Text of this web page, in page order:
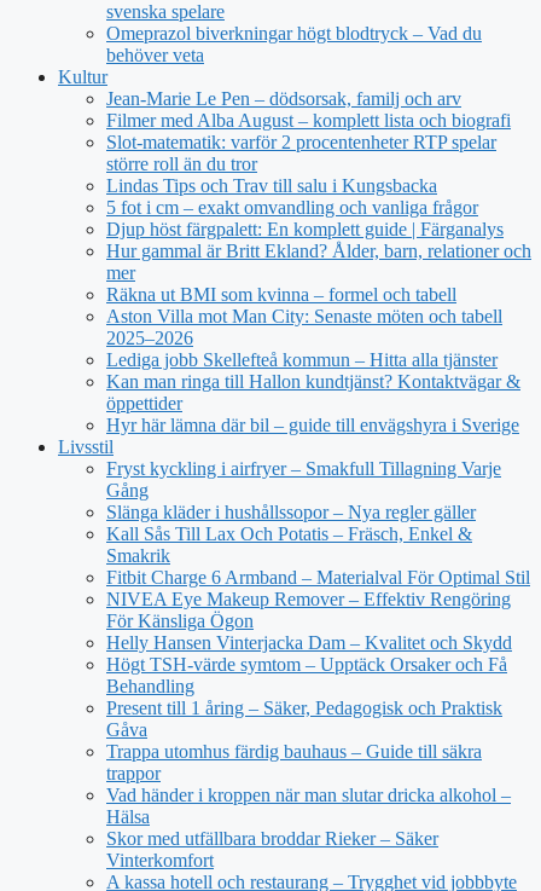
svenska spelare
Omeprazol biverkningar högt blodtryck – Vad du
behöver veta
Kultur
Jean‑Marie Le Pen – dödsorsak, familj och arv
Filmer med Alba August – komplett lista och biografi
Slot-matematik: varför 2 procentenheter RTP spelar
större roll än du tror
Lindas Tips och Trav till salu i Kungsbacka
5 fot i cm – exakt omvandling och vanliga frågor
Djup höst färgpalett: En komplett guide | Färganalys
Hur gammal är Britt Ekland? Ålder, barn, relationer och
mer
Räkna ut BMI som kvinna – formel och tabell
Aston Villa mot Man City: Senaste möten och tabell
2025–2026
Lediga jobb Skellefteå kommun – Hitta alla tjänster
Kan man ringa till Hallon kundtjänst? Kontaktvägar &
öppettider
Hyr här lämna där bil – guide till envägshyra i Sverige
Livsstil
Fryst kyckling i airfryer – Smakfull Tillagning Varje
Gång
Slänga kläder i hushållssopor – Nya regler gäller
Kall Sås Till Lax Och Potatis – Fräsch, Enkel &
Smakrik
Fitbit Charge 6 Armband – Materialval För Optimal Stil
NIVEA Eye Makeup Remover – Effektiv Rengöring
För Känsliga Ögon
Helly Hansen Vinterjacka Dam – Kvalitet och Skydd
Högt TSH-värde symtom – Upptäck Orsaker och Få
Behandling
Present till 1 åring – Säker, Pedagogisk och Praktisk
Gåva
Trappa utomhus färdig bauhaus – Guide till säkra
trappor
Vad händer i kroppen när man slutar dricka alkohol –
Hälsa
Skor med utfällbara broddar Rieker – Säker
Vinterkomfort
A kassa hotell och restaurang – Trygghet vid jobbbyte